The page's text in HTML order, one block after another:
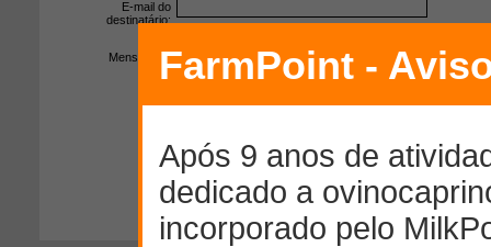
E-mail do
destinatário:
Mensagem:
300caracteres restantes